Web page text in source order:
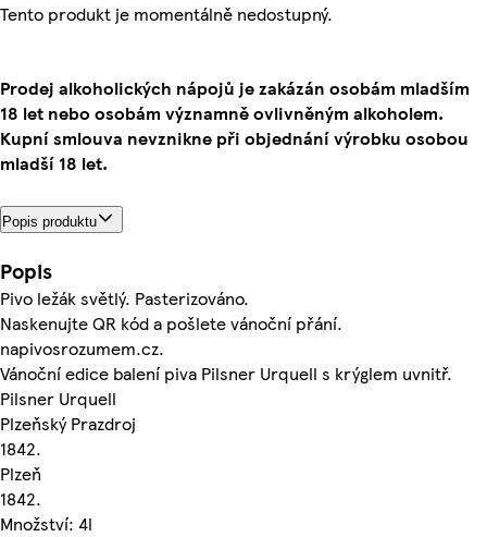
Tento produkt je momentálně nedostupný.
Prodej alkoholických nápojů je zakázán osobám mladším
18 let nebo osobám významně ovlivněným alkoholem.
Kupní smlouva nevznikne při objednání výrobku osobou
mladší 18 let.
Popis produktu
Popis
Pivo ležák světlý. Pasterizováno.
Naskenujte QR kód a pošlete vánoční přání.
napivosrozumem.cz.
Vánoční edice balení piva Pilsner Urquell s krýglem uvnitř.
Pilsner Urquell
Plzeňský Prazdroj
1842.
Plzeň
1842.
Množství: 4l